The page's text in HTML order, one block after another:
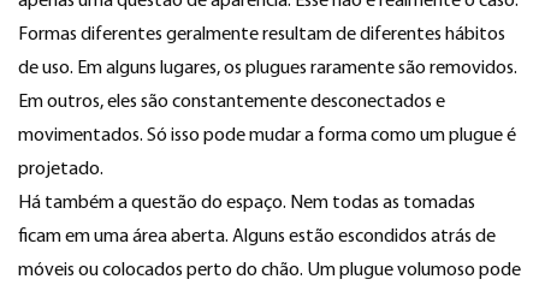
Formas diferentes geralmente resultam de diferentes hábitos
de uso. Em alguns lugares, os plugues raramente são removidos.
Em outros, eles são constantemente desconectados e
movimentados. Só isso pode mudar a forma como um plugue é
projetado.
Há também a questão do espaço. Nem todas as tomadas
ficam em uma área aberta. Alguns estão escondidos atrás de
móveis ou colocados perto do chão. Um plugue volumoso pode